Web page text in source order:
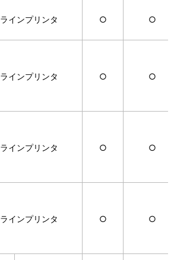
ラインプリンタ ○ ○
ラインプリンタ ○ ○
ラインプリンタ ○ ○
ラインプリンタ ○ ○